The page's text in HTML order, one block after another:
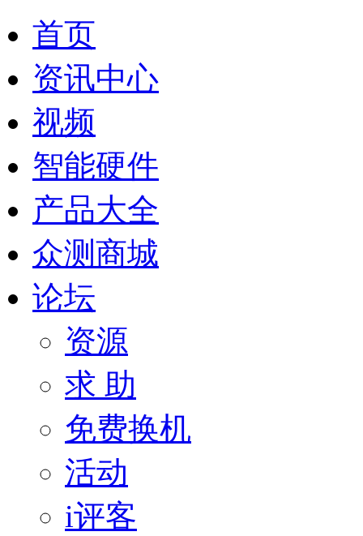
首页
资讯中心
视频
智能硬件
产品大全
众测商城
论坛
资源
求 助
免费换机
活动
i评客